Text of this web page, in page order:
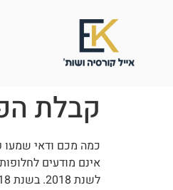
קבלת
כמה מכם ודאי שמעו
אינם מודעים
לשנת 2018. בשנת 2018 הגיעה בשורה חדשה בשם " חוק חדלות פירעון ושיקום כלכלי תשע"ח -2018 אשר בא להחליף את הפקודה הישנה אשר מתאימה יותר לתקופת המנדט.